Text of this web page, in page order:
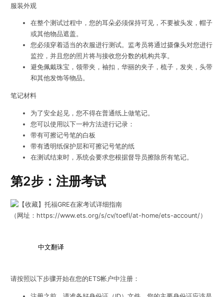
服装外观
在整个测试过程中，您的耳朵必须保持可见，不要被头发，帽子
或其他物品遮盖。
您必须穿着适当的衣服进行测试。监考员将通过摄像头对您进行
监控，并且您的照片将与接收您分数的机构共享。
避免佩戴珠宝，领带夹，袖扣，华丽的夹子，梳子，发夹，头带
和其他发饰等物品。
笔记材料
为了安全起见，您不得在普通纸上做笔记。
您可以使用以下一种方法进行记录：
带有可擦记号笔的白板
带有透明纸保护层和可擦记号笔的纸
在测试结束时，系统会要求您根据督导员擦除所有笔记。
第2步：注册考试
（网址：https://www.ets.org/s/cv/toefl/at-home/ets-account/）
中文翻译
请按照以下步骤开始在您的ETS帐户中注册：